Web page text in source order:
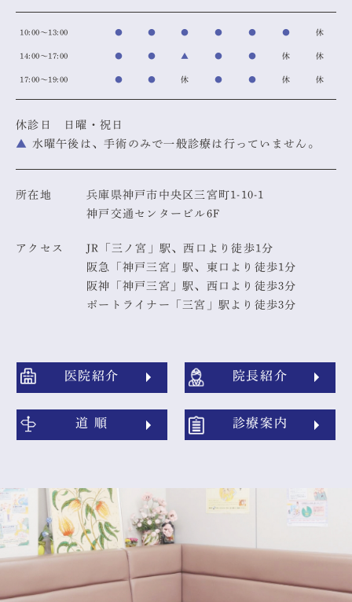
10:00～13:00 ● ● ● ● ● ● 休
14:00～17:00 ● ● ▲ ● ● 休 休
17:00～19:00 ● ● 休 ● ● 休 休
休診日 日曜・祝日
▲
水曜午後は、手術のみで一般診療は行っていません。
所在地
兵庫県神戸市中央区三宮町1-10-1
神戸交通センタービル6F
アクセス
JR「三ノ宮」駅、西口より徒歩1分
阪急「神戸三宮」駅、東口より徒歩1分
阪神「神戸三宮」駅、西口より徒歩3分
ポートライナー「三宮」駅より徒歩3分
医院紹介 院長紹介
道 順 診療案内